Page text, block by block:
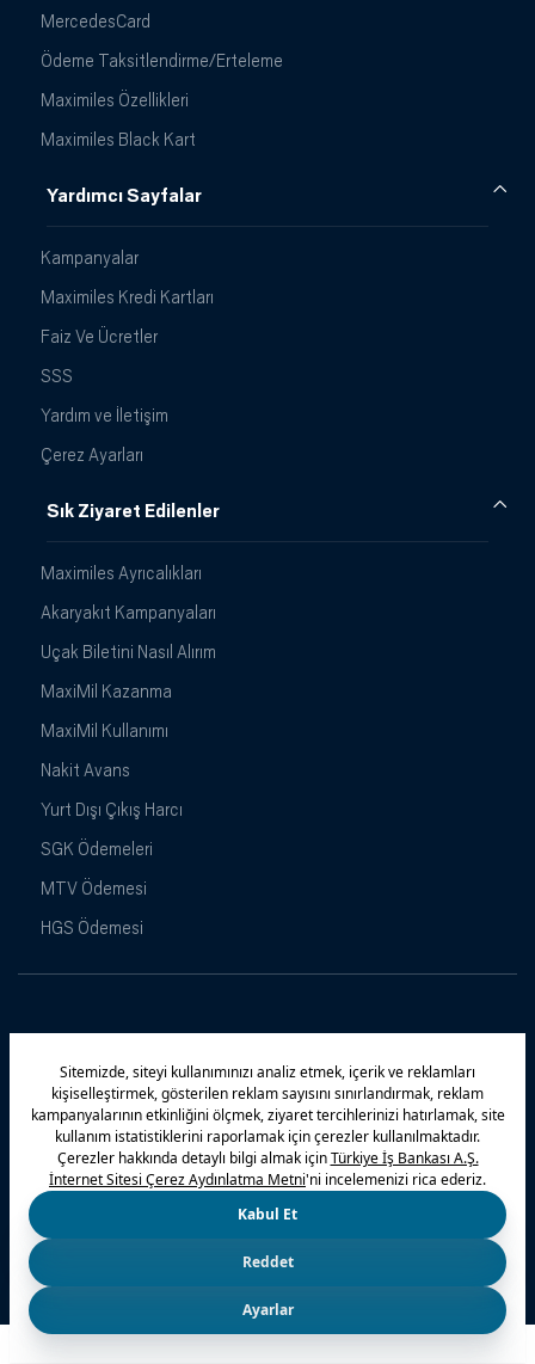
MercedesCard
Ödeme Taksitlendirme/Erteleme
Maximiles Özellikleri
Maximiles Black Kart
Yardımcı Sayfalar
Kampanyalar
Maximiles Kredi Kartları
Faiz Ve Ücretler
SSS
Yardım ve İletişim
Çerez Ayarları
Sık Ziyaret Edilenler
Maximiles Ayrıcalıkları
Akaryakıt Kampanyaları
Uçak Biletini Nasıl Alırım
MaxiMil Kazanma
MaxiMil Kullanımı
Nakit Avans
Yurt Dışı Çıkış Harcı
SGK Ödemeleri
MTV Ödemesi
HGS Ödemesi
© 2026 Türkiye İş Bankası A.Ş.
Maximiles Kampanyalar Yasal Uyarı Güvenlik
Gizlilik Politikamız Bilgi Toplumu Hizmetleri
Çerez Politikası Kişisel Verilerin Korunması